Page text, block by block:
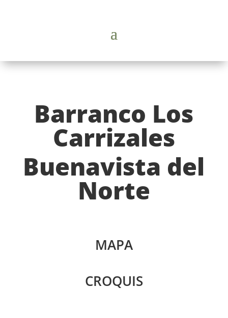
Barranco Los
Carrizales
Buenavista del
Norte
MAPA
CROQUIS